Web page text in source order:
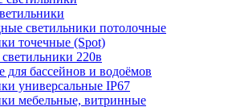
светильники потолочные
точечные (Spot)
220в
для бассейнов и водоёмов
универсальные IP67
мебельные, витринные